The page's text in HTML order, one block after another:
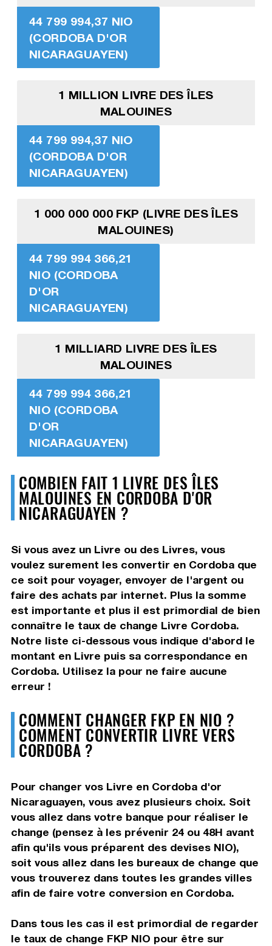
44 799 994,37 NIO
(CORDOBA D'OR
NICARAGUAYEN)
1 MILLION LIVRE DES ÎLES
MALOUINES
44 799 994,37 NIO
(CORDOBA D'OR
NICARAGUAYEN)
1 000 000 000 FKP (LIVRE DES ÎLES
MALOUINES)
44 799 994 366,21
NIO (CORDOBA
D'OR
NICARAGUAYEN)
1 MILLIARD LIVRE DES ÎLES
MALOUINES
44 799 994 366,21
NIO (CORDOBA
D'OR
NICARAGUAYEN)
COMBIEN FAIT 1 LIVRE DES ÎLES
MALOUINES EN CORDOBA D'OR
NICARAGUAYEN ?
Si vous avez un Livre ou des Livres, vous
voulez surement les convertir en Cordoba que
ce soit pour voyager, envoyer de l'argent ou
faire des achats par internet. Plus la somme
est importante et plus il est primordial de bien
connaître le taux de change Livre Cordoba.
Notre liste ci-dessous vous indique d'abord le
montant en Livre puis sa correspondance en
Cordoba. Utilisez la pour ne faire aucune
erreur !
COMMENT CHANGER FKP EN NIO ?
COMMENT CONVERTIR LIVRE VERS
CORDOBA ?
Pour changer vos Livre en Cordoba d'or
Nicaraguayen, vous avez plusieurs choix. Soit
vous allez dans votre banque pour réaliser le
change (pensez à les prévenir 24 ou 48H avant
afin qu'ils vous préparent des devises NIO),
soit vous allez dans les bureaux de change que
vous trouverez dans toutes les grandes villes
afin de faire votre conversion en Cordoba.
Dans tous les cas il est primordial de regarder
le taux de change FKP NIO pour être sur